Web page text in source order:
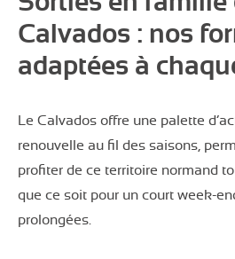
Calvados : nos
adaptées à
Le Calvados offre une palette
renouvelle au fil des saisons,
profiter de ce territoire normand
que ce soit pour un court week-
prolongées.